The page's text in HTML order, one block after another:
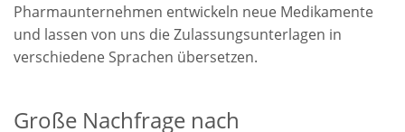
Pharmaunternehmen entwickeln neue Medikamente
und lassen von uns die Zulassungsunterlagen in
verschiedene Sprachen übersetzen.
Große Nachfrage nach